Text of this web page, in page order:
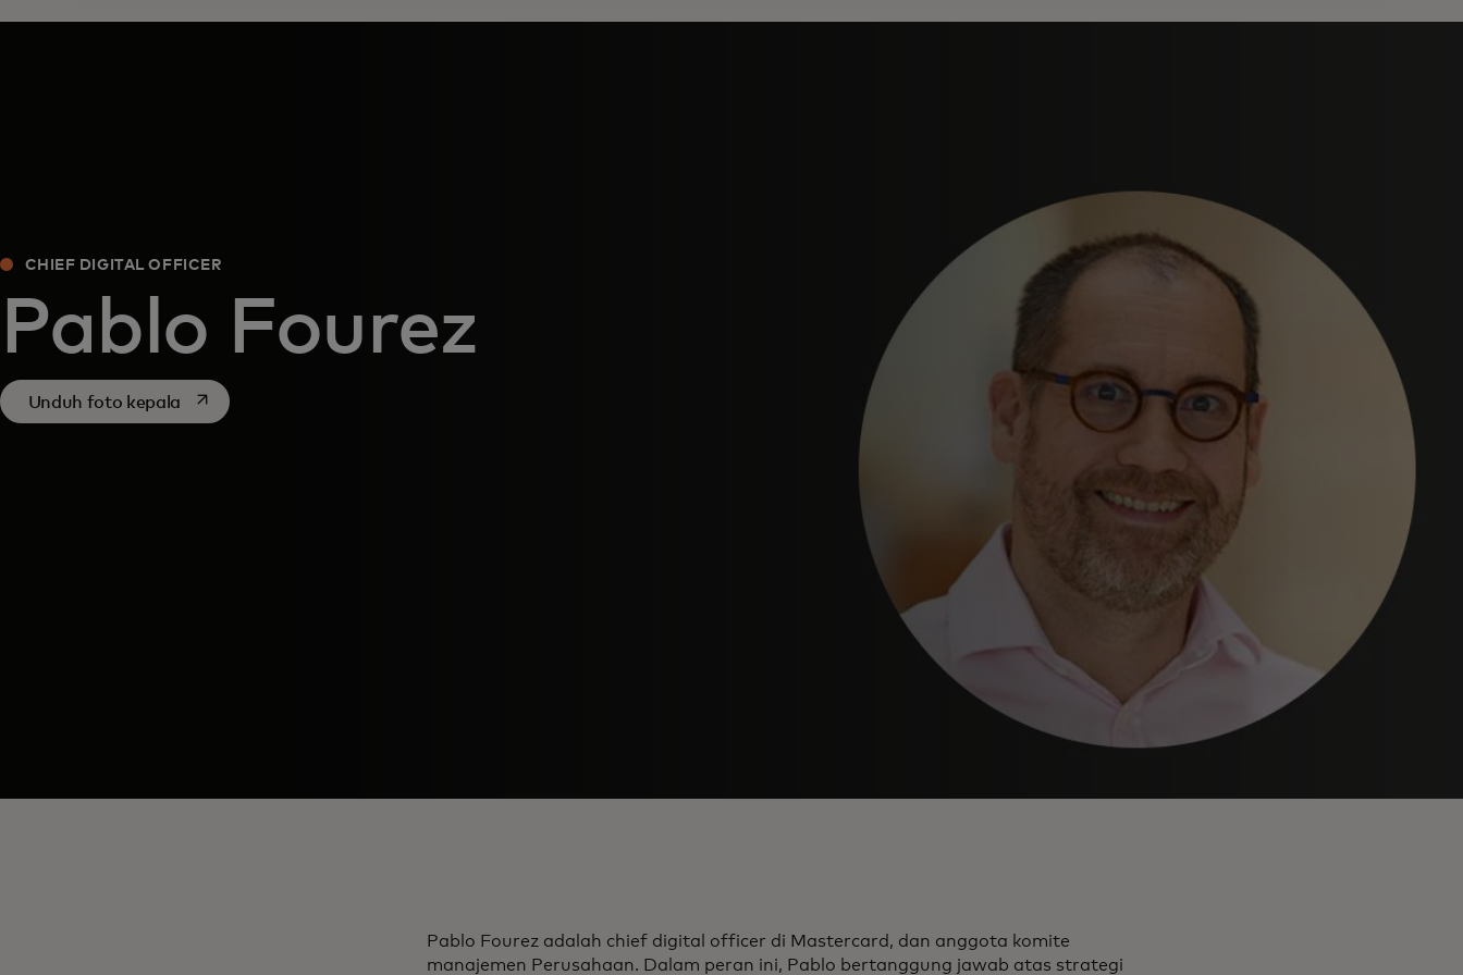
CHIEF DIGITAL OFFICER
Pablo Fourez
Unduh foto kepala opens in a new tab
Pablo Fourez adalah chief digital officer di Mastercard, dan anggota komite
manajemen Perusahaan. Dalam peran ini, Pablo bertanggung jawab atas strategi